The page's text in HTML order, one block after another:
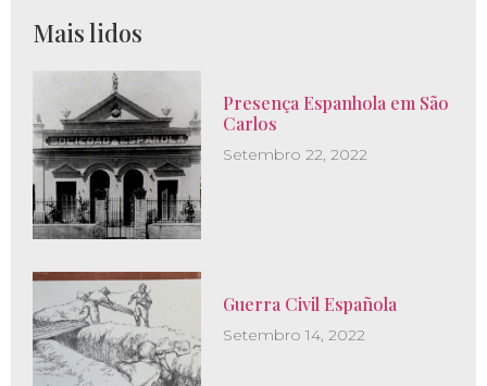
Mais lidos
Presença Espanhola em São
Carlos
Setembro 22, 2022
Guerra Civil Española
Setembro 14, 2022